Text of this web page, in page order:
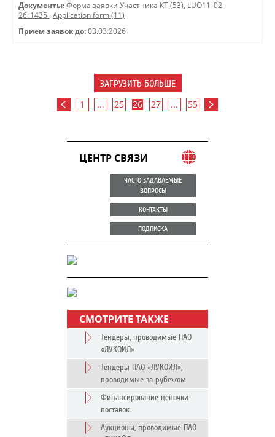
Документы: Форма заявки Участника КТ (53), LUO11_02-
26_1435 , Application form (11)
Прием заявок до: 03.03.2026
ЗАГРУЗИТЬ БОЛЬШЕ
1 ... 25 26 27 ... 55
ЦЕНТР СВЯЗИ
ЧАСТО ЗАДАВАЕМЫЕ
ВОПРОСЫ
КОНТАКТЫ
ПОДПИСКА
СМОТРИТЕ ТАКЖЕ
Тендеры, проводимые ПАО
«ЛУКОЙЛ»
Тендеры ПАО «ЛУКОЙЛ»,
проводимые за рубежом
Финансирование цепочки
поставок
Аукционы, проводимые ПАО